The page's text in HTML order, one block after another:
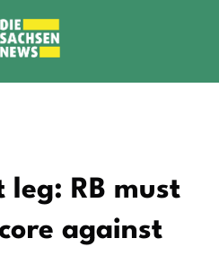
leg: RB must
against